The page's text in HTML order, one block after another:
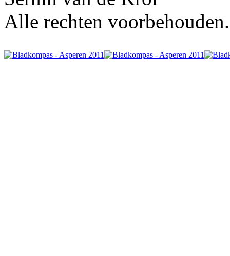
Alle rechten voorbehouden.